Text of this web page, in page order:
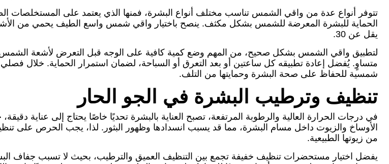
تتوفر أنواع عدة من واقي الشمس تناسب مختلف أنواع البشرة، فمنها الذي يعتمد على المستخلصات
يقل عن 30.
متساوٍ. يُفضل إعادة تطبيقه كل ساعتين أو بعد التعرق أو السباحة، لضمان استمرار الحماية. خلال
شمسية للحفاظ على صحة البشرة وحمايتها من التلف.
تنظيف وترطيب البشرة في الجو الحار
في درجات الحرارة العالية والرطوبة المرتفعة، تصبح العناية بالبشرة تحديًا خاصًا يحتاج إلى عناية
الأوساخ والزيوت داخل مسام البشرة، مما قد يسبب انسدادها وظهور البثور. لذا، يجب الحرص على
من زيوتها الطبيعية.
يفضل اختيار مستحضرات تنظيف خفيفة تجمع بين التنظيف العميق والترطيب، بحيث لا تسبب جفاف